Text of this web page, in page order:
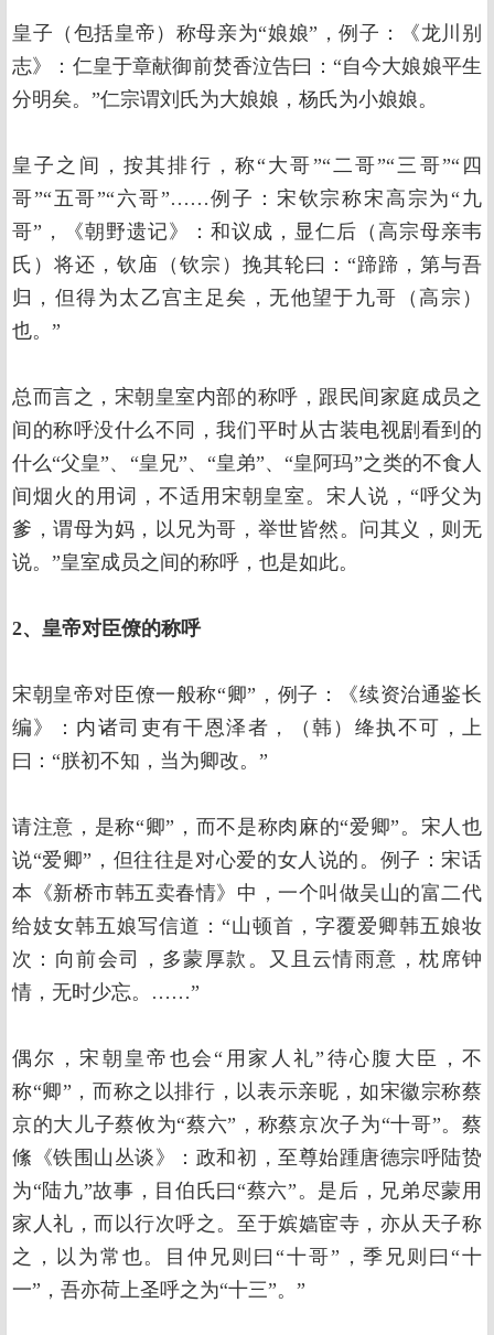
皇子（包括皇帝）称母亲为“娘娘”，例子：《龙川别
志》：仁皇于章献御前焚香泣告曰：“自今大娘娘平生
分明矣。”仁宗谓刘氏为大娘娘，杨氏为小娘娘。
皇子之间，按其排行，称“大哥”“二哥”“三哥”“四
哥”“五哥”“六哥”……例子：宋钦宗称宋高宗为“九
哥”，《朝野遗记》：和议成，显仁后（高宗母亲韦
氏）将还，钦庙（钦宗）挽其轮曰：“蹄蹄，第与吾
归，但得为太乙宫主足矣，无他望于九哥（高宗）
也。”
总而言之，宋朝皇室内部的称呼，跟民间家庭成员之
间的称呼没什么不同，我们平时从古装电视剧看到的
什么“父皇”、“皇兄”、“皇弟”、“皇阿玛”之类的不食人
间烟火的用词，不适用宋朝皇室。宋人说，“呼父为
爹，谓母为妈，以兄为哥，举世皆然。问其义，则无
说。”皇室成员之间的称呼，也是如此。
2、皇帝对臣僚的称呼
宋朝皇帝对臣僚一般称“卿”，例子：《续资治通鉴长
编》：内诸司吏有干恩泽者，（韩）绛执不可，上
曰：“朕初不知，当为卿改。”
请注意，是称“卿”，而不是称肉麻的“爱卿”。宋人也
说“爱卿”，但往往是对心爱的女人说的。例子：宋话
本《新桥市韩五卖春情》中，一个叫做吴山的富二代
给妓女韩五娘写信道：“山顿首，字覆爱卿韩五娘妆
次：向前会司，多蒙厚款。又且云情雨意，枕席钟
情，无时少忘。……”
偶尔，宋朝皇帝也会“用家人礼”待心腹大臣，不
称“卿”，而称之以排行，以表示亲昵，如宋徽宗称蔡
京的大儿子蔡攸为“蔡六”，称蔡京次子为“十哥”。蔡
絛《铁围山丛谈》：政和初，至尊始踵唐德宗呼陆贽
为“陆九”故事，目伯氏曰“蔡六”。是后，兄弟尽蒙用
家人礼，而以行次呼之。至于嫔嫱宦寺，亦从天子称
之，以为常也。目仲兄则曰“十哥”，季兄则曰“十
一”，吾亦荷上圣呼之为“十三”。”